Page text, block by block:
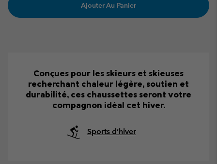
Ajouter Au Panier
Conçues pour les skieurs et skieuses
recherchant chaleur légère, soutien et
durabilité, ces chaussettes seront votre
compagnon idéal cet hiver.
Sports d’hiver